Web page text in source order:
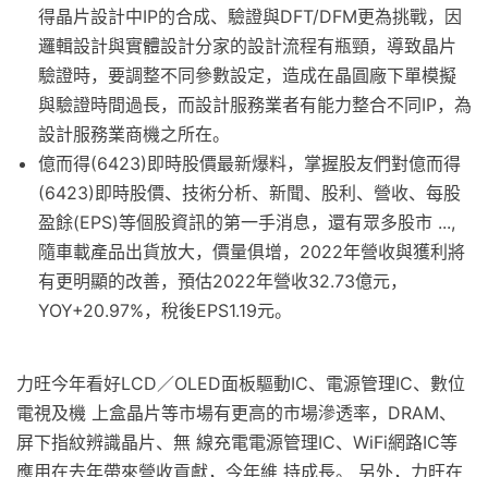
得晶片設計中IP的合成、驗證與DFT/DFM更為挑戰，因
邏輯設計與實體設計分家的設計流程有瓶頸，導致晶片
驗證時，要調整不同參數設定，造成在晶圓廠下單模擬
與驗證時間過長，而設計服務業者有能力整合不同IP，為
設計服務業商機之所在。
億而得(6423)即時股價最新爆料，掌握股友們對億而得
(6423)即時股價、技術分析、新聞、股利、營收、每股
盈餘(EPS)等個股資訊的第一手消息，還有眾多股市 ...,
隨車載產品出貨放大，價量俱增，2022年營收與獲利將
有更明顯的改善，預估2022年營收32.73億元，
YOY+20.97%，稅後EPS1.19元。
力旺今年看好LCD／OLED面板驅動IC、電源管理IC、數位
電視及機 上盒晶片等市場有更高的市場滲透率，DRAM、
屏下指紋辨識晶片、無 線充電電源管理IC、WiFi網路IC等
應用在去年帶來營收貢獻，今年維 持成長。 另外，力旺在